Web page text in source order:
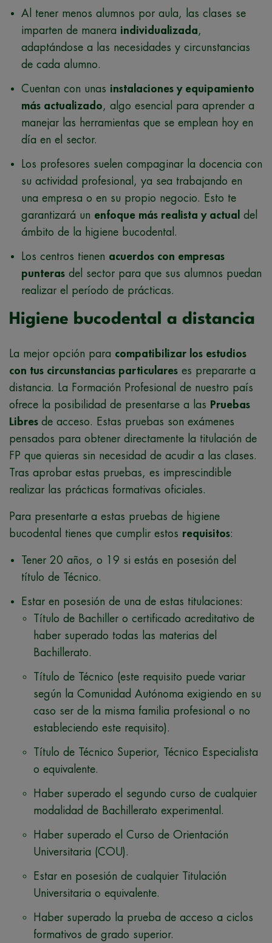
Al tener menos alumnos por aula, las clases se
imparten de manera individualizada,
adaptándose a las necesidades y circunstancias
de cada alumno.
Cuentan con unas instalaciones y equipamiento
más actualizado, algo esencial para aprender a
manejar las herramientas que se emplean hoy en
día en el sector.
Los profesores suelen compaginar la docencia con
su actividad profesional, ya sea trabajando en
una empresa o en su propio negocio. Esto te
garantizará un enfoque más realista y actual
del
ámbito de la higiene bucodental.
Los centros tienen acuerdos con empresas
punteras del sector para que sus alumnos puedan
realizar el período de prácticas.
Higiene bucodental a distancia
La mejor opción para compatibilizar los estudios
con tus circunstancias particulares es prepararte a
distancia. La Formación Profesional de nuestro país
ofrece la posibilidad de presentarse a las Pruebas
Libres de acceso. Estas pruebas son exámenes
pensados para obtener directamente la titulación de
FP que quieras sin necesidad de acudir a las clases.
Tras aprobar estas pruebas, es imprescindible
realizar las prácticas formativas oficiales.
Para presentarte a estas pruebas de higiene
bucodental tienes que cumplir estos requisitos:
Tener 20 años, o 19 si estás en posesión del
título de Técnico.
Estar en posesión de una de estas titulaciones:
Título de Bachiller o certificado acreditativo de
haber superado todas las materias del
Bachillerato.
Título de Técnico (este requisito puede variar
según la Comunidad Autónoma exigiendo en su
caso ser de la misma familia profesional o no
estableciendo este requisito).
Título de Técnico Superior, Técnico Especialista
o equivalente.
Haber superado el segundo curso de cualquier
modalidad de Bachillerato experimental.
Haber superado el Curso de Orientación
Universitaria (COU).
Estar en posesión de cualquier Titulación
Universitaria o equivalente.
Haber superado la prueba de acceso a ciclos
formativos de grado superior.